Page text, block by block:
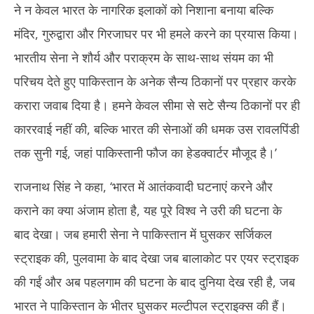
ने न केवल भारत के नागरिक इलाकों को निशाना बनाया बल्कि
मंदिर, गुरुद्वारा और गिरजाघर पर भी हमले करने का प्रयास किया।
भारतीय सेना ने शौर्य और पराक्रम के साथ-साथ संयम का भी
परिचय देते हुए पाकिस्तान के अनेक सैन्य ठिकानों पर प्रहार करके
करारा जवाब दिया है। हमने केवल सीमा से सटे सैन्य ठिकानों पर ही
काररवाई नहीं की, बल्कि भारत की सेनाओं की धमक उस रावलपिंडी
तक सुनी गई, जहां पाकिस्तानी फौज का हेडक्वार्टर मौजूद है।’
राजनाथ सिंह ने कहा, ‘भारत में आतंकवादी घटनाएं करने और
कराने का क्या अंजाम होता है, यह पूरे विश्व ने उरी की घटना के
बाद देखा। जब हमारी सेना ने पाकिस्तान में घुसकर सर्जिकल
स्ट्राइक की, पुलवामा के बाद देखा जब बालाकोट पर एयर स्ट्राइक
की गईं और अब पहलगाम की घटना के बाद दुनिया देख रही है, जब
भारत ने पाकिस्तान के भीतर घुसकर मल्टीपल स्ट्राइक्स की हैं।